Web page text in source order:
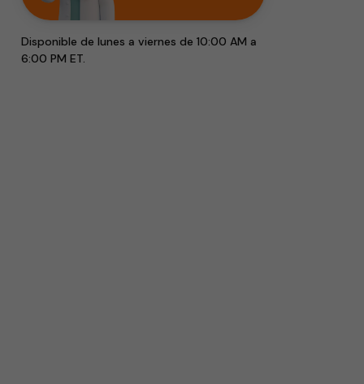
Disponible de lunes a viernes de 10:00 AM a
6:00 PM ET.